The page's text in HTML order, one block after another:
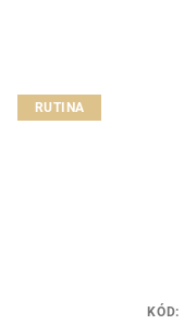
RUTINA
KÓD: